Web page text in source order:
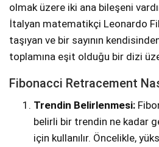
olmak üzere iki ana bileşeni
İtalyan matematikçi Leonardo
taşıyan ve bir sayının
toplamına eşit olduğu bir dizi
Fibonacci Retracement
Trendin Belirlenmesi:
belirli bir trendin ne kadar
için kullanılır. Öncelikle,